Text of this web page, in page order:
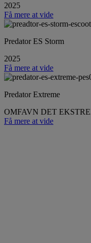
2025
Få mere at vide
Predator ES Storm
2025
Få mere at vide
Predator Extreme
OMFAVN DET
Få mere at vide